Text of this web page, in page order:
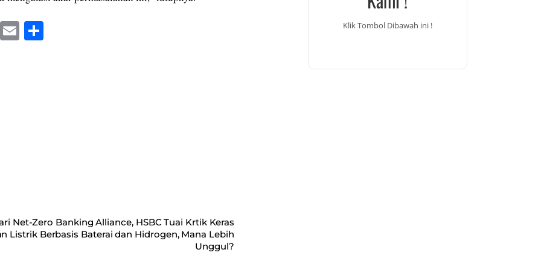
E S
Net-Zero Banking Alliance, HSBC Tuai Krtik Keras
Listrik Berbasis Baterai dan Hidrogen, Mana Lebih
Unggul?
Klik Tombol Dibawah ini !